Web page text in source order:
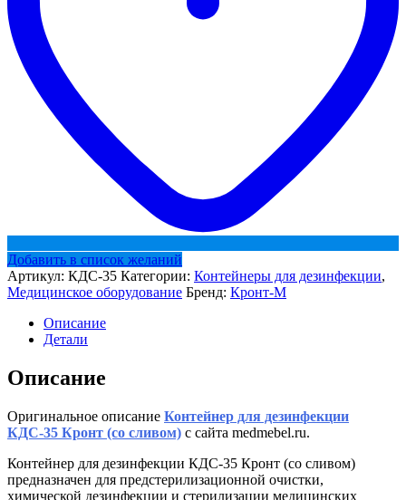
Добавить в список желаний
Артикул: КДС-35 Категории: Контейнеры для дезинфекции,
Медицинское оборудование Бренд: Кронт-М
Описание
Детали
Описание
Оригинальное описание Контейнер для дезинфекции
КДС-35 Кронт (со сливом) с сайта medmebel.ru.
Контейнер для дезинфекции КДС-35 Кронт (со сливом)
предназначен для предстерилизационной очистки,
химической дезинфекции и стерилизации медицинских